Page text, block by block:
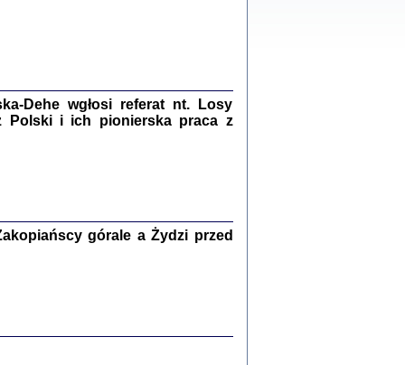
NAM KOLEJNA GODZINA ...
Dehe wgłosi referat nt. Losy
Polski i ich pionierska praca z
górale a Żydzi przed